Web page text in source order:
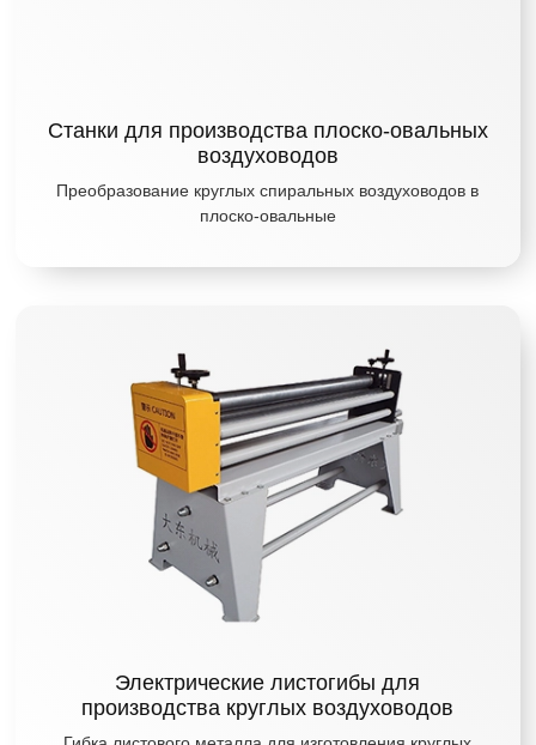
Станки для производства плоско-овальных
воздуховодов
Преобразование круглых спиральных воздуховодов в
плоско-овальные
Электрические листогибы для
производства круглых воздуховодов